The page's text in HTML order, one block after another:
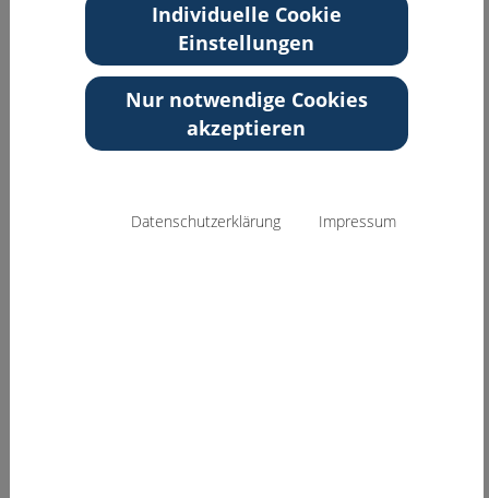
Individuelle Cookie
Einstellungen
Nur notwendige Cookies
akzeptieren
Datenschutzerklärung Impressum
Zurück zur Übersicht